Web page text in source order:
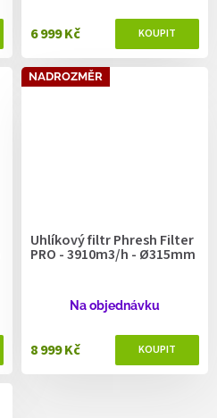
6 999 Kč
NADROZMĚR
Uhlíkový filtr Phresh Filter
PRO - 3910m3/h - Ø315mm
Na objednávku
8 999 Kč